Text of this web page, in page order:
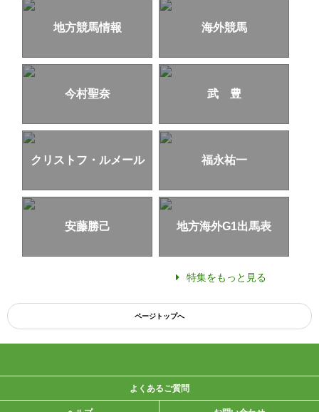
地方競馬情報 海外競馬
今村聖奈 武 豊
クリストフ・ルメール 福永祐一
安藤勝己 地方海外G1出馬表
特集をもっと見る
ページトップへ
よくあるご質問